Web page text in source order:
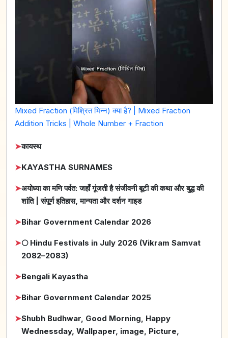
Mixed Fraction (मिश्रित भिन्न) क्या है? | Mixed Fraction
Addition Tricks | Whole Number + Fraction
➤कायस्थ
➤KAYASTHA SURNAMES
➤अयोध्या का मणि पर्वत: जहाँ गूंजती है संजीवनी बूटी की कथा और बुद्ध की
शांति | संपूर्ण इतिहास, मान्यता और दर्शन गाइड
➤Bihar Government Calendar 2026
➤🌕 Hindu Festivals in July 2026 (Vikram Samvat
2082–2083)
➤Bengali Kayastha
➤Bihar Government Calendar 2025
➤Shubh Budhwar, Good Morning, Happy
Wednessday, Wallpaper, image, Picture,